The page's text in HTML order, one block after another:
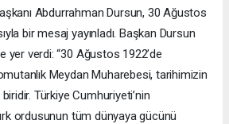
Abdurrahman Dursun, 30 Ağustos
bir mesaj yayınladı. Başkan Dursun
yer verdi: “30 Ağustos 1922’de
Meydan Muharebesi, tarihimizin
Türkiye Cumhuriyeti’nin
ordusunun tüm dünyaya gücünü